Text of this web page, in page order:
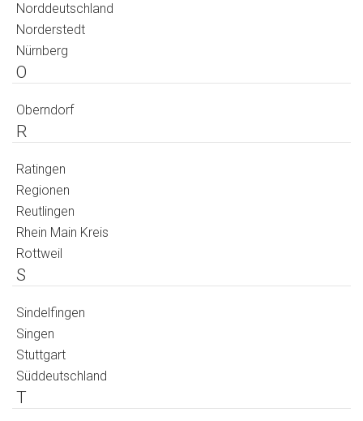
Norddeutschland
Norderstedt
Nürnberg
O
Oberndorf
R
Ratingen
Regionen
Reutlingen
Rhein Main Kreis
Rottweil
S
Sindelfingen
Singen
Stuttgart
Süddeutschland
T